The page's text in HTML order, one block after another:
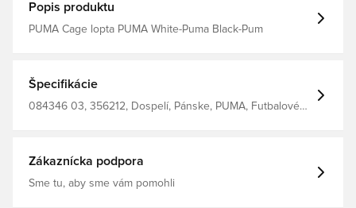
Popis produktu
PUMA Cage lopta PUMA White-Puma Black-Pum
Špecifikácie
084346 03, 356212, Dospelí, Pánske, PUMA, Futbalové
Zákaznícka podpora
Sme tu, aby sme vám pomohli